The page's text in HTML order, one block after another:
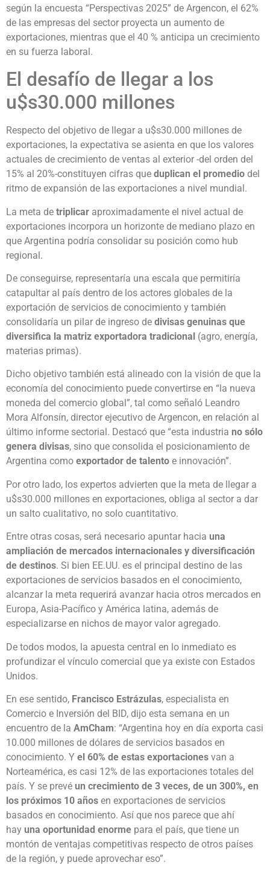
según la encuesta “Perspectivas 2025” de Argencon, el 62%
de las empresas del sector proyecta un aumento de
exportaciones, mientras que el 40 % anticipa un crecimiento
en su fuerza laboral.
El desafío de llegar a los
u$s30.000 millones
Respecto del objetivo de llegar a u$s30.000 millones de
exportaciones, la expectativa se asienta en que los valores
actuales de crecimiento de ventas al exterior -del orden del
15% al 20%-constituyen cifras que duplican el promedio del
ritmo de expansión de las exportaciones a nivel mundial.
La meta de triplicar aproximadamente el nivel actual de
exportaciones incorpora un horizonte de mediano plazo en
que Argentina podría consolidar su posición como hub
regional.
De conseguirse, representaría una escala que permitiría
catapultar al país dentro de los actores globales de la
exportación de servicios de conocimiento y también
consolidaría un pilar de ingreso de divisas genuinas que
diversifica la matriz exportadora tradicional (agro, energía,
materias primas).
Dicho objetivo también está alineado con la visión de que la
economía del conocimiento puede convertirse en “la nueva
moneda del comercio global”, tal como señaló Leandro
Mora Alfonsín, director ejecutivo de Argencon, en relación al
último informe sectorial. Destacó que “esta industria no sólo
genera divisas, sino que consolida el posicionamiento de
Argentina como exportador de talento e innovación”.
Por otro lado, los expertos advierten que la meta de llegar a
u$s30.000 millones en exportaciones, obliga al sector a dar
un salto cualitativo, no solo cuantitativo.
Entre otras cosas, será necesario apuntar hacia una
ampliación de mercados internacionales y diversificación
de destinos. Si bien EE.UU. es el principal destino de las
exportaciones de servicios basados en el conocimiento,
alcanzar la meta requerirá avanzar hacia otros mercados en
Europa, Asia-Pacífico y América latina, además de
especializarse en nichos de mayor valor agregado.
De todos modos, la apuesta central en lo inmediato es
profundizar el vínculo comercial que ya existe con Estados
Unidos.
En ese sentido, Francisco Estrázulas, especialista en
Comercio e Inversión del BID, dijo esta semana en un
encuentro de la AmCham: “Argentina hoy en día exporta casi
10.000 millones de dólares de servicios basados en
conocimiento. Y el 60% de estas exportaciones van a
Norteamérica, es casi 12% de las exportaciones totales del
país. Y se prevé un crecimiento de 3 veces, de un 300%, en
los próximos 10 años en exportaciones de servicios
basados en conocimiento. Así que nos parece que ahí
hay una oportunidad enorme para el país, que tiene un
montón de ventajas competitivas respecto de otros países
de la región, y puede aprovechar eso”.